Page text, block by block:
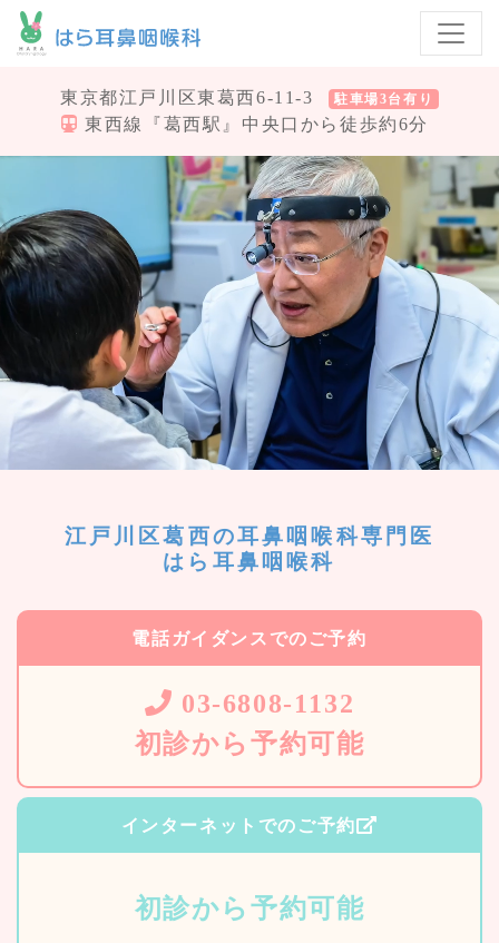
東京都江戸川区東葛西6-11-3 駐車場3台有り
東西線『葛西駅』中央口から徒歩約6分
江戸川区葛西の耳鼻咽喉科専門医
はら耳鼻咽喉科
電話ガイダンスでのご予約
03-6808-1132
初診から予約可能
インターネットでのご予約
初診から予約可能